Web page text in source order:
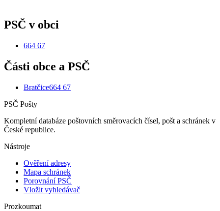
PSČ v obci
664 67
Části obce a PSČ
Bratčice664 67
PSČ Pošty
Kompletní databáze poštovních směrovacích čísel, pošt a schránek v
České republice.
Nástroje
Ověření adresy
Mapa schránek
Porovnání PSČ
Vložit vyhledávač
Prozkoumat